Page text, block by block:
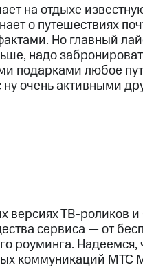
на отдыхе
о путешествиях
Но главный
надо
подарками любое
очень активными
версиях ТВ-роликов и
сервиса — от
роуминга. Надеемся,
коммуникаций МТС